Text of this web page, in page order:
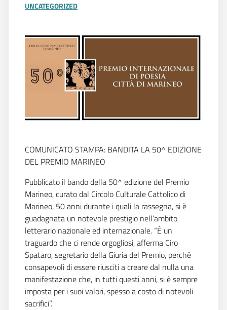
UNCATEGORIZED
COMUNICATO STAMPA: BANDITA LA 50^ EDIZIONE
DEL PREMIO MARINEO
Pubblicato il bando della 50^ edizione del Premio
Marineo, curato dal Circolo Culturale Cattolico di
Marineo, 50 anni durante i quali la rassegna, si è
guadagnata un notevole prestigio nell’ambito
letterario nazionale ed internazionale. “È un
traguardo che ci rende orgogliosi, afferma Ciro
Spataro, segretario della Giuria del Premio, perché
consapevoli di essere riusciti a creare dal nulla una
manifestazione che, in tutti questi anni, si è sempre
imposta per i suoi valori, spesso a costo di notevoli
sacrifici”.